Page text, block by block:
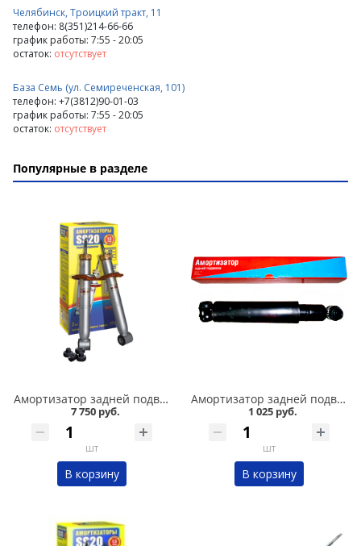
Челябинск, Троицкий тракт, 11
телефон: 8(351)214-66-66
график работы: 7:55 - 20:05
остаток: отсутствует
База Семь (ул. Семиреченская, 101)
телефон: +7(3812)90-01-03
график работы: 7:55 - 20:05
остаток: отсутствует
Популярные в разделе
Амортизатор задней подвески 2110,1118-19 /стандарт/ комплект, SS 20 в Омске
7 750 руб.
шт
В корзину
Амортизатор задней подвески 2101-07 Никон в Омске
1 025 руб.
шт
В корзину